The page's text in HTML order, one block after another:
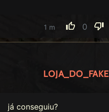
1 m 0
LOJA_DO_FAKE
já conseguiu?